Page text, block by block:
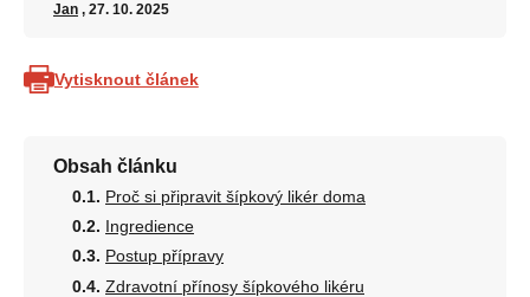
Jan , 27. 10. 2025
Vytisknout článek
Obsah článku
Proč si připravit šípkový likér doma
Ingredience
Postup přípravy
Zdravotní přínosy šípkového likéru